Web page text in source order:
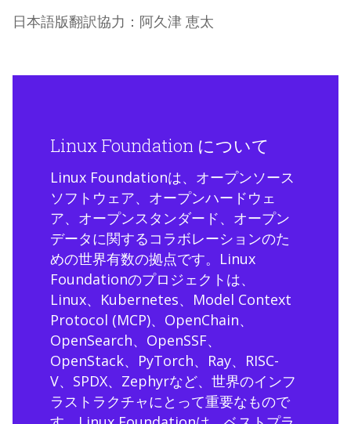
日本語版翻訳協力：阿久津 恵太
Linux Foundation について
Linux Foundationは、オープンソース
ソフトウェア、オープンハードウェ
ア、オープンスタンダード、オープン
データに関するコラボレーションのた
めの世界有数の拠点です。Linux
Foundationのプロジェクトは、
Linux、Kubernetes、Model Context
Protocol (MCP)、OpenChain、
OpenSearch、OpenSSF、
OpenStack、PyTorch、Ray、RISC-
V、SPDX、Zephyrなど、世界のインフ
ラストラクチャにとって重要なもので